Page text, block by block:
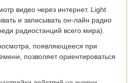
видео через интернет. Light
и записывать он-лайн радио
радиостанций всего мира).
появляющееся при
позволяет ориентироваться